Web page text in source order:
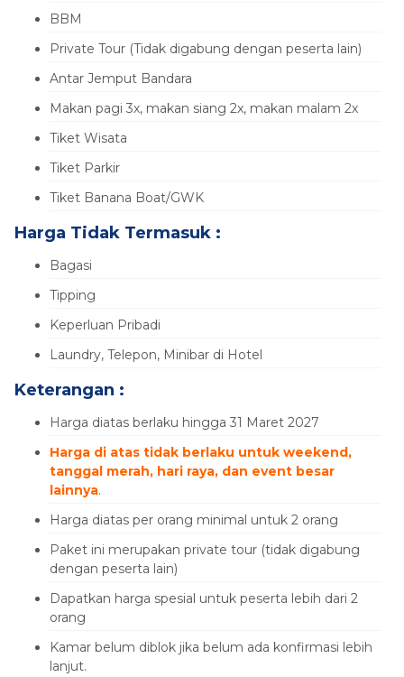
BBM
Private Tour (Tidak digabung dengan peserta lain)
Antar Jemput Bandara
Makan pagi 3x, makan siang 2x, makan malam 2x
Tiket Wisata
Tiket Parkir
Tiket Banana Boat/GWK
Harga Tidak Termasuk :
Bagasi
Tipping
Keperluan Pribadi
Laundry, Telepon, Minibar di Hotel
Keterangan :
Harga diatas berlaku hingga 31 Maret 2027
Harga di atas tidak berlaku untuk weekend,
tanggal merah, hari raya, dan event besar
lainnya.
Harga diatas per orang minimal untuk 2 orang
Paket ini merupakan private tour (tidak digabung
dengan peserta lain)
Dapatkan harga spesial untuk peserta lebih dari 2
orang
Kamar belum diblok jika belum ada konfirmasi lebih
lanjut.